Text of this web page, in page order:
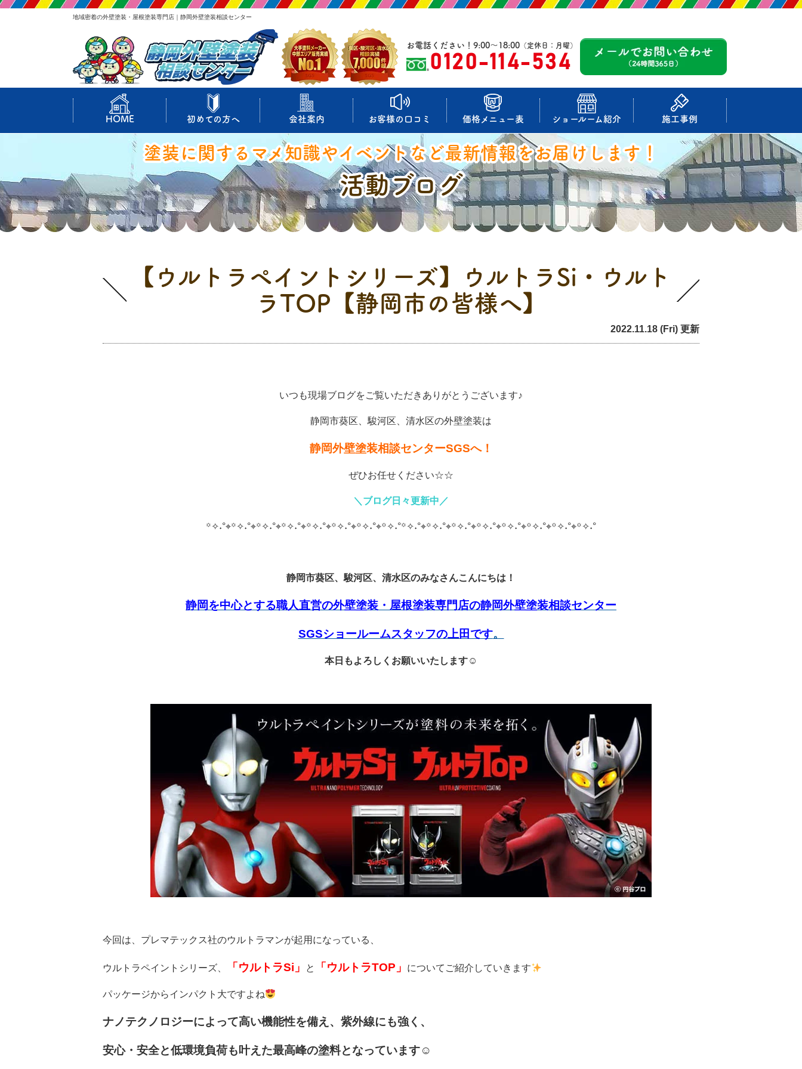
地域密着の外壁塗装・屋根塗装専門店｜静岡外壁塗装相談センター
お電話ください！9:00～18:00 （定休日：月曜）
0120-114-534
HOME 初めての方へ 会社案内 お客様の口コミ 価格メニュー表 ショールーム紹介 施工事例
塗装に関するマメ知識やイベントなど最新情報をお届けします！
活動ブログ
【ウルトラペイントシリーズ】ウルトラSi・ウルト
ラTOP【静岡市の皆様へ】
2022.11.18 (Fri) 更新
いつも現場ブログをご覧いただきありがとうございます♪
静岡市葵区、駿河区、清水区の外壁塗装は
静岡外壁塗装相談センターSGSへ！
ぜひお任せください☆☆
＼ブログ日々更新中／
꙳✧˖°⌖꙳✧˖°⌖꙳✧˖°⌖꙳✧˖°⌖꙳✧˖°⌖꙳✧˖°⌖꙳✧˖°⌖꙳✧˖°꙳✧˖°⌖꙳✧˖°⌖꙳✧˖°⌖꙳✧˖°⌖꙳✧˖°⌖꙳✧˖°⌖꙳✧˖°⌖꙳✧˖°
静岡市葵区、駿河区、清水区のみなさんこんにちは！
静岡を中心とする職人直営の外壁塗装・屋根塗装専門店の静岡外壁塗装相談センター
SGSショールームスタッフの上田です。
本日もよろしくお願いいたします☺
今回は、プレマテックス社のウルトラマンが起用になっている、
ウルトラペイントシリーズ、 「ウルトラSi」 と 「ウルトラTOP」 についてご紹介していきます
パッケージからインパクト大ですよね
ナノテクノロジーによって高い機能性を備え、紫外線にも強く、
安心・安全と低環境負荷も叶えた最高峰の塗料となっています☺